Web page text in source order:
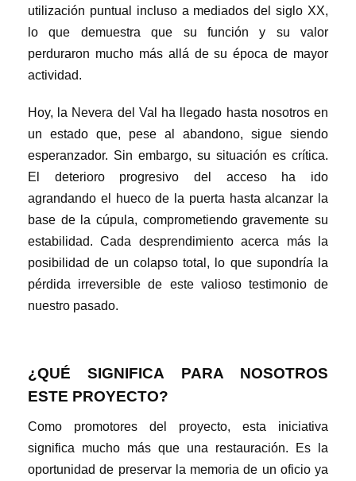
utilización puntual incluso a mediados del siglo XX,
lo que demuestra que su función y su valor
perduraron mucho más allá de su época de mayor
actividad.
Hoy, la Nevera del Val ha llegado hasta nosotros en
un estado que, pese al abandono, sigue siendo
esperanzador. Sin embargo, su situación es crítica.
El deterioro progresivo del acceso ha ido
agrandando el hueco de la puerta hasta alcanzar la
base de la cúpula, comprometiendo gravemente su
estabilidad. Cada desprendimiento acerca más la
posibilidad de un colapso total, lo que supondría la
pérdida irreversible de este valioso testimonio de
nuestro pasado.
¿QUÉ SIGNIFICA PARA NOSOTROS
ESTE PROYECTO?
Como promotores del proyecto, esta iniciativa
significa mucho más que una restauración. Es la
oportunidad de preservar la memoria de un oficio ya